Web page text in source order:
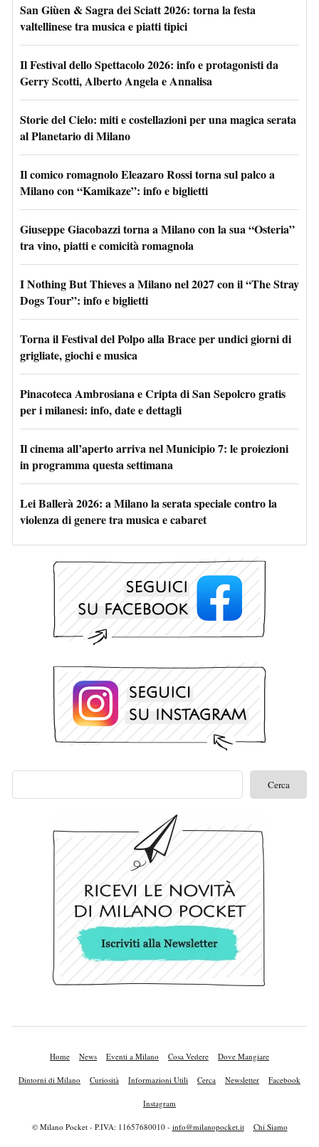
San Giùen & Sagra dei Sciatt 2026: torna la festa
valtellinese tra musica e piatti tipici
Il Festival dello Spettacolo 2026: info e protagonisti da
Gerry Scotti, Alberto Angela e Annalisa
Storie del Cielo: miti e costellazioni per una magica serata
al Planetario di Milano
Il comico romagnolo Eleazaro Rossi torna sul palco a
Milano con “Kamikaze”: info e biglietti
Giuseppe Giacobazzi torna a Milano con la sua “Osteria”
tra vino, piatti e comicità romagnola
I Nothing But Thieves a Milano nel 2027 con il “The Stray
Dogs Tour”: info e biglietti
Torna il Festival del Polpo alla Brace per undici giorni di
grigliate, giochi e musica
Pinacoteca Ambrosiana e Cripta di San Sepolcro gratis
per i milanesi: info, date e dettagli
Il cinema all’aperto arriva nel Municipio 7: le proiezioni
in programma questa settimana
Lei Ballerà 2026: a Milano la serata speciale contro la
violenza di genere tra musica e cabaret
Home News Eventi a Milano Cosa Vedere Dove Mangiare
Dintorni di Milano Curiosità Informazioni Utili Cerca Newsletter Facebook
Instagram
© Milano Pocket - P.IVA: 11657680010 - info@milanopocket.it Chi Siamo